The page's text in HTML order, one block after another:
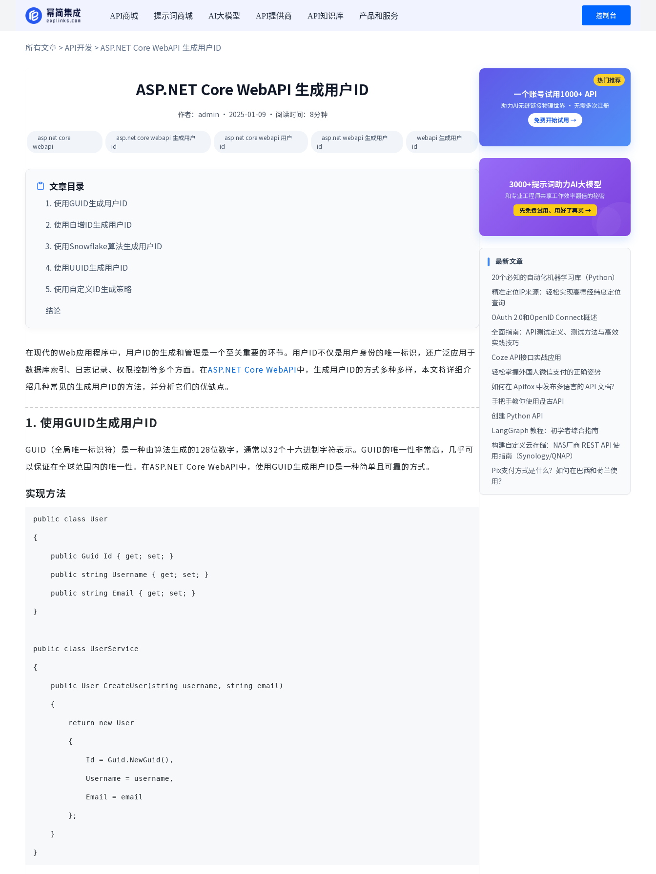
API商城 提示词商城 AI大模型 API提供商 API知识库 产品和服务 控制台
所有文章 >API开发 > ASP.NET Core WebAPI 生成用户ID
ASP.NET Core WebAPI 生成用户ID
作者：admin · 2025-01-09 · 阅读时间：8分钟
asp.net core
webapi
asp.net core webapi 生成用户
id
asp.net core webapi 用户
id
asp.net webapi 生成用户
id
webapi 生成用户
id
文章目录
1. 使用GUID生成用户ID
2. 使用自增ID生成用户ID
3. 使用Snowflake算法生成用户ID
4. 使用UUID生成用户ID
5. 使用自定义ID生成策略
结论
在现代的Web应用程序中，用户ID的生成和管理是一个至关重要的环节。用户ID不仅是用户身份的唯一标识，还广泛应用于
数据库索引、日志记录、权限控制等多个方面。在ASP.NET Core WebAPI中，生成用户ID的方式多种多样，本文将详细介
绍几种常见的生成用户ID的方法，并分析它们的优缺点。
1. 使用GUID生成用户ID
GUID（全局唯一标识符）是一种由算法生成的128位数字，通常以32个十六进制字符表示。GUID的唯一性非常高，几乎可
以保证在全球范围内的唯一性。在ASP.NET Core WebAPI中，使用GUID生成用户ID是一种简单且可靠的方式。
实现方法
public class User
{
    public Guid Id { get; set; }
    public string Username { get; set; }
    public string Email { get; set; }
}
public class UserService
{
    public User CreateUser(string username, string email)
    {
        return new User
        {
            Id = Guid.NewGuid(),
            Username = username,
            Email = email
        };
    }
}
热门推荐
一个账号试用1000+ API
助力AI无缝链接物理世界 · 无需多次注册
免费开始试用 →
3000+提示词助力AI大模型
和专业工程师共享工作效率翻倍的秘密
先免费试用、用好了再买 →
最新文章
20个必知的自动化机器学习库（Python）
精准定位IP来源：轻松实现高德经纬度定位
查询
OAuth 2.0和OpenID Connect概述
全面指南：API测试定义、测试方法与高效
实践技巧
Coze API接口实战应用
轻松掌握外国人微信支付的正确姿势
如何在 Apifox 中发布多语言的 API 文档？
手把手教你使用盘古API
创建 Python API
LangGraph 教程：初学者综合指南
构建自定义云存储：NAS厂商 REST API 使
用指南（Synology/QNAP）
Pix支付方式是什么？如何在巴西和荷兰使
用？